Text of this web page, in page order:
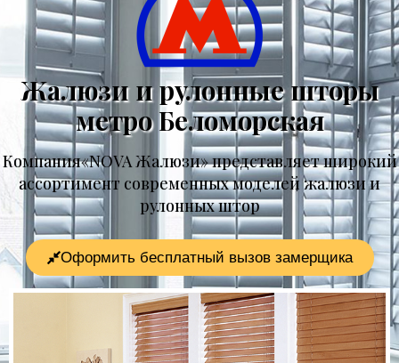
Жалюзи и рулонные шторы
метро Беломорская
Компания«NOVA Жалюзи» представляет широкий
ассортимент современных моделей жалюзи и
рулонных штор
Оформить бесплатный вызов замерщика